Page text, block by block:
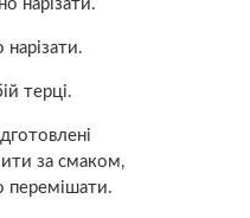
нарізати.
терці.
за смаком,
перемішати.